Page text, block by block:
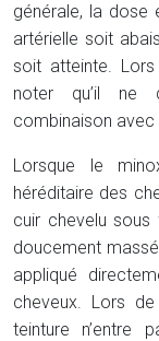
générale, la dose
artérielle soit
soit atteinte.
noter qu’il ne
combinaison avec
Lorsque le
héréditaire des
cuir chevelu
doucement
appliqué
cheveux. Lors
teinture